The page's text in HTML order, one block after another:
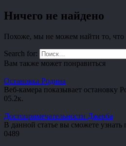
Ничего не найдено
Похоже, мы не можем найти то,
Search for:
Вам также может понравиться
Остановка Родина
Веб-камера показывает остановку
05.2к.
Достопримечательности Джерба
В данной статье вы сможете
0489